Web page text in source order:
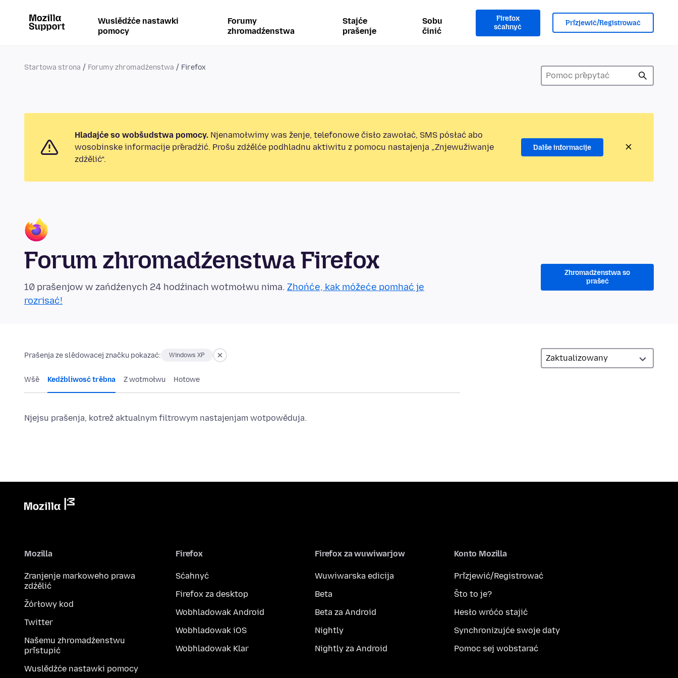
Wuslědźće nastawki
pomocy
Forumy
zhromadźenstwa
Stajće
prašenje
Sobu
činić
Firefox
sćahnyć
Přizjewić/Registrować
Startowa strona Forumy zhromadźenstwa Firefox
Hladajće so wobšudstwa pomocy. Njenamołwimy was ženje, telefonowe čisło zawołać, SMS pósłać abo
wosobinske informacije přeradźić. Prošu zdźělće podhladnu aktiwitu z pomocu nastajenja „Znjewužiwanje
zdźělić“.
Dalše informacije
Forum zhromadźenstwa Firefox
10 prašenjow w zańdźenych 24 hodźinach wotmołwu nima. Zhońće, kak móžeće pomhać je
rozrisać!
Zhromadźenstwa so
prašeć
Prašenja ze slědowacej značku pokazać: Windows XP
Wšě Kedźbliwosć trěbna Z wotmołwu Hotowe
Njejsu prašenja, kotrež aktualnym filtrowym nastajenjam wotpowěduja.
Mozilla
Zranjenje markoweho prawa
zdźělić
Žórłowy kod
Twitter
Našemu zhromadźenstwu
přistupić
Wuslědźće nastawki pomocy
Firefox
Sćahnyć
Firefox za desktop
Wobhladowak Android
Wobhladowak iOS
Wobhladowak Klar
Firefox za wuwiwarjow
Wuwiwarska edicija
Beta
Beta za Android
Nightly
Nightly za Android
Konto Mozilla
Přizjewić/Registrować
Što to je?
Hesło wróćo stajić
Synchronizujće swoje daty
Pomoc sej wobstarać